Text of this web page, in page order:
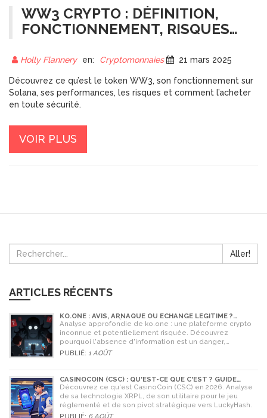
WW3 CRYPTO : DÉFINITION,
FONCTIONNEMENT, RISQUES
Holly Flannery en: Cryptomonnaies 21 mars 2025
Découvrez ce qu’est le token WW3, son fonctionnement sur
Solana, ses performances, les risques et comment l’acheter
en toute sécurité.
VOIR PLUS
Aller!
ARTICLES RÉCENTS
KO.ONE : AVIS, ARNAQUE OU ÉCHANGE LÉGITIME ?
ANALYSE COMPLÈTE
Analyse approfondie de ko.one : une plateforme crypto
inconnue et potentiellement risquée. Découvrez
pourquoi l'absence d'information est un danger,
comparez avec Coinone et apprenez à vérifier la sécurité
PUBLIÉ: 1 AOÛT
CASINOCOIN (CSC) : QU'EST-CE QUE C'EST ? GUIDE
COMPLET, TOKENOMICS ET AVENIR EN 2026
Découvrez ce qu'est CasinoCoin (CSC) en 2026. Analyse
de sa technologie XRPL, de son utilitaire pour le jeu
réglementé et de son pivot stratégique vers LuckyHash.
PUBLIÉ: 6 AOÛT